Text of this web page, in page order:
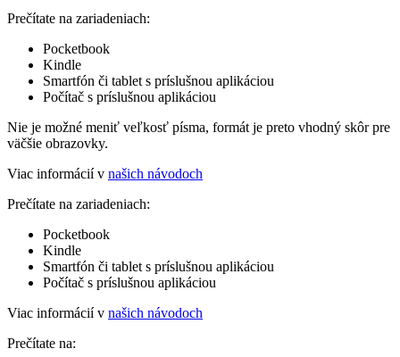
Prečítate na zariadeniach:
Pocketbook
Kindle
Smartfón či tablet s príslušnou aplikáciou
Počítač s príslušnou aplikáciou
Nie je možné meniť veľkosť písma, formát je preto vhodný skôr pre
väčšie obrazovky.
Viac informácií v našich návodoch
Prečítate na zariadeniach:
Pocketbook
Kindle
Smartfón či tablet s príslušnou aplikáciou
Počítač s príslušnou aplikáciou
Viac informácií v našich návodoch
Prečítate na: